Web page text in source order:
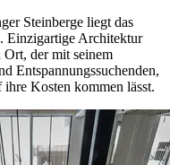
Steinberge liegt das
Einzigartige Architektur
der mit seinem
Entspannungssuchenden,
Kosten kommen lässt.